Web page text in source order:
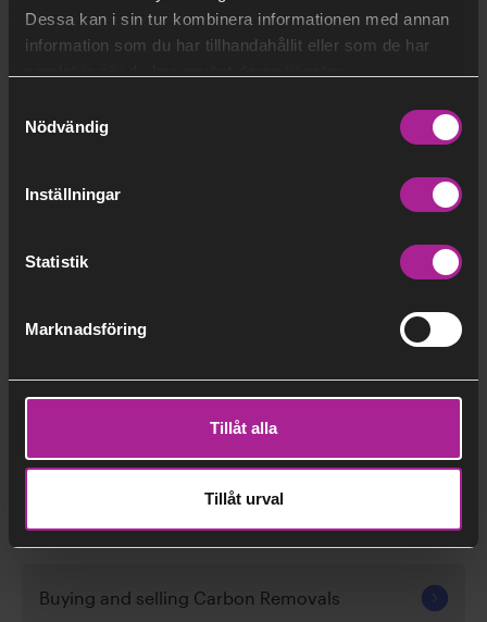
Dessa kan i sin tur kombinera informationen med annan
information som du har tillhandahållit eller som de har
Nödvändig
Inställningar
Statistik
Marknadsföring
Tillåt alla
Tillåt urval
klimatvänligt bränsle.
Beccs Stockholm i Sverige ska skapa en storskalig
och lagring (BECCS) vid sin befintliga
biobränslekraftvärmeanläggning i Stockholm.
Beccs Stockholm
Building Beccs Stockholm
Buying and selling Carbon Removals